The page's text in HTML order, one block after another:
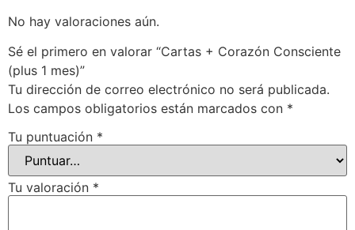
No hay valoraciones aún.
Sé el primero en valorar “Cartas + Corazón Consciente
(plus 1 mes)”
Tu dirección de correo electrónico no será publicada.
Los campos obligatorios están marcados con *
Tu puntuación *
Tu valoración *